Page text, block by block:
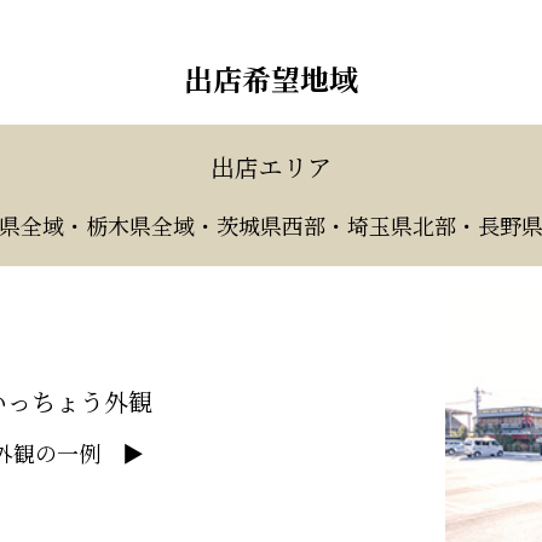
出店希望地域
出店エリア
全域・栃木県全域・茨城県西部・埼玉県北部・長野
っちょう外観
観の一例 ▶